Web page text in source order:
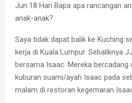
Jun 18 Hari Bapa apa rancangan
anak-anak?
Saya tidak dapat balik ke Kuching
kerja di Kuala Lumpur. Sebaliknya
bersama Isaac. Mereka bercadang
kuburan suami/ayah Isaac pada
malam di restoran kegemaran